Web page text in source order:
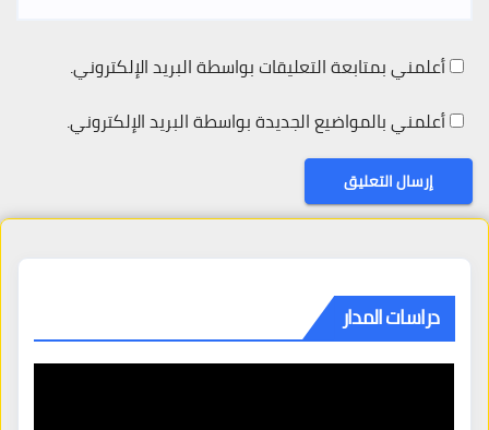
أعلمني بمتابعة التعليقات بواسطة البريد الإلكتروني.
أعلمني بالمواضيع الجديدة بواسطة البريد الإلكتروني.
دراسات المدار